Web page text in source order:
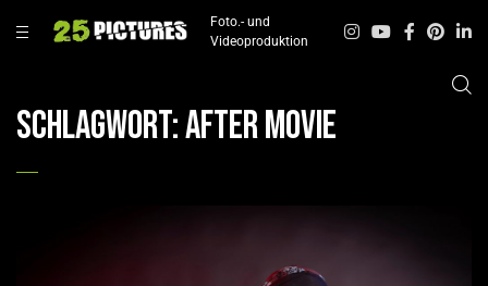
Foto.- und
Videoproduktion
Schlagwort:After Movie